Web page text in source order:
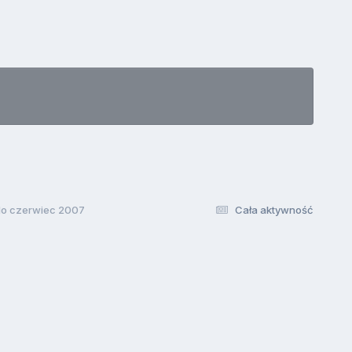
Cała aktywność
czerwiec 2007